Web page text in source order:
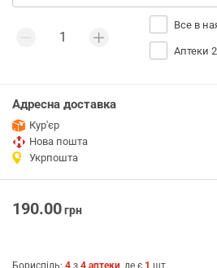
Все в
Аптеки
Адресна доставка
Кур'єр
Нова пошта
Укрпошта
190.00грн
Бориспіль: 4 з 4 аптеки, де є 1 шт.